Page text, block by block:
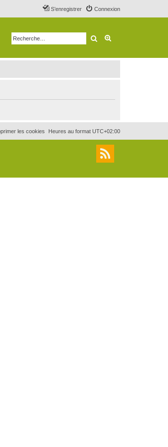
Connexion
S’enregistrer
Rechercher
Heures au format UTC+02:00
les cookies